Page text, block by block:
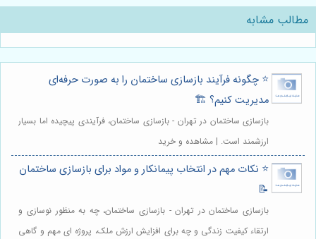
مطالب مشابه
⭐️ چگونه فرآیند بازسازی ساختمان را به صورت حرفه‌ای
مدیریت کنیم؟ 🏗️
بازسازی ساختمان در تهران - بازسازی ساختمان، فرآیندی پیچیده اما بسیار
ارزشمند است. | مشاهده و خرید
⭐️ نکات مهم در انتخاب پیمانکار و مواد برای بازسازی ساختمان
📝
بازسازی ساختمان در تهران - بازسازی ساختمان، چه به منظور نوسازی و
ارتقاء کیفیت زندگی و چه برای افزایش ارزش ملک، پروژه ای مهم و گاهی